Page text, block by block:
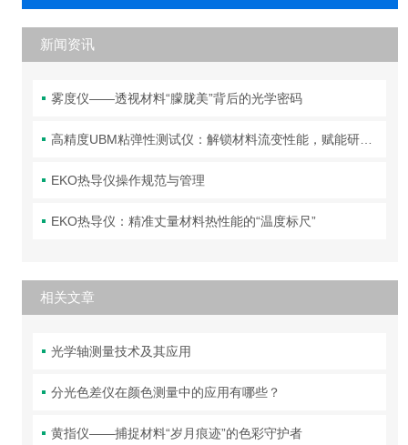
新闻资讯
雾度仪——透视材料“朦胧美”背后的光学密码
高精度UBM粘弹性测试仪：解锁材料流变性能，赋能研发与质控
EKO热导仪操作规范与管理
EKO热导仪：精准丈量材料热性能的“温度标尺”
相关文章
光学轴测量技术及其应用
分光色差仪在颜色测量中的应用有哪些？
黄指仪——捕捉材料“岁月痕迹”的色彩守护者